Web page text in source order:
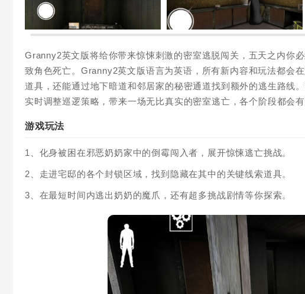
Granny2英文版将给你带来惊悚刺激的密室逃脱闯关，五天之内你
致角色死亡。Granny2英文版语言为‌英语，所有新内容和玩法都会
道具，还能通过地下暗道和邻居家的秘密通道找到额外的逃生路线
实时调整巡逻策略，带来一场无比真实的密室逃亡，各个阶段都会有
游戏玩法
1、化身被困在邪恶奶奶家中的倒霉闯入者，展开惊悚逃亡挑战。
2、走进宅邸的各个封锁区域，找到隐藏在其中的关键线索道具。
3、在最短时间内逃出奶奶的魔爪，还有超多挑战剧情等你探索。